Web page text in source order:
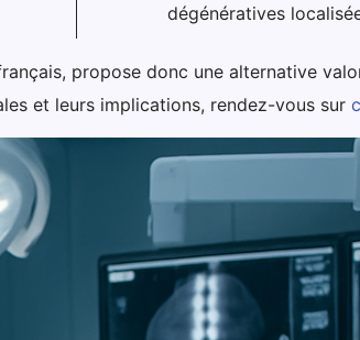
dégénératives
propose donc une alternative
et leurs implications, rendez-vous sur